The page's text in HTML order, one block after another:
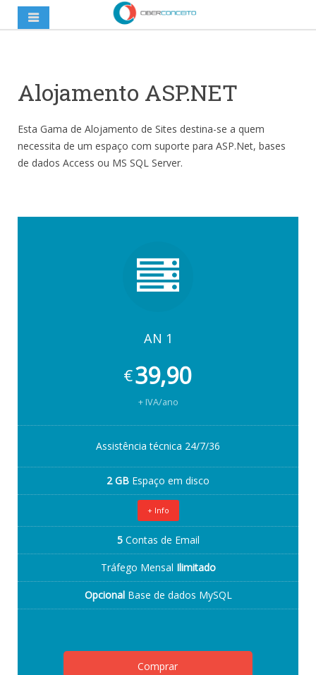
Alojamento ASP.NET
Esta Gama de Alojamento de Sites destina-se a quem
necessita de um espaço com suporte para ASP.Net, bases
de dados Access ou MS SQL Server.
AN 1
€39,90
+ IVA/ano
Assistência técnica 24/7/36
2 GB Espaço em disco
+ Info
5Contas de Email
Tráfego Mensal Ilimitado
OpcionalBase de dados MySQL
Comprar